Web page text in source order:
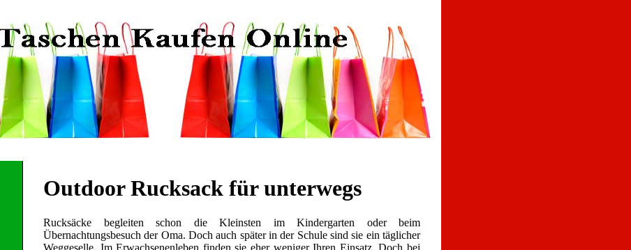
Outdoor Rucksack für unterwegs
Rucksäcke begleiten schon die Kleinsten im Kindergarten oder beim
Übernachtungsbesuch der Oma. Doch auch später in der Schule sind sie ein täglicher
Weggeselle. Im Erwachsenenleben finden sie eher weniger Ihren Einsatz. Doch bei